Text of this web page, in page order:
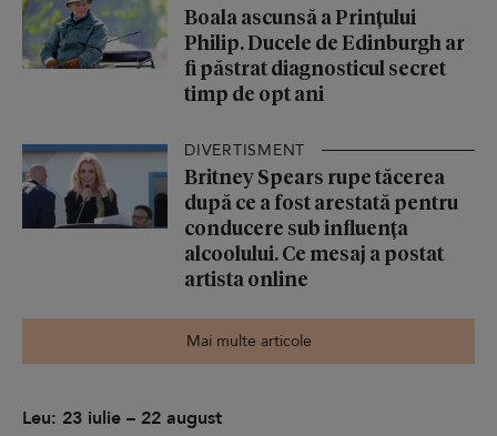
Boala ascunsă a Prințului
Philip. Ducele de Edinburgh ar
fi păstrat diagnosticul secret
timp de opt ani
DIVERTISMENT
Britney Spears rupe tăcerea
după ce a fost arestată pentru
conducere sub influența
alcoolului. Ce mesaj a postat
artista online
Mai multe articole
Leu: 23 iulie – 22 august